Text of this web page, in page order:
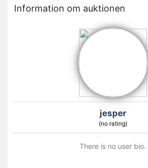
Information om auktionen
jesper
(no rating)
There is no user bio.